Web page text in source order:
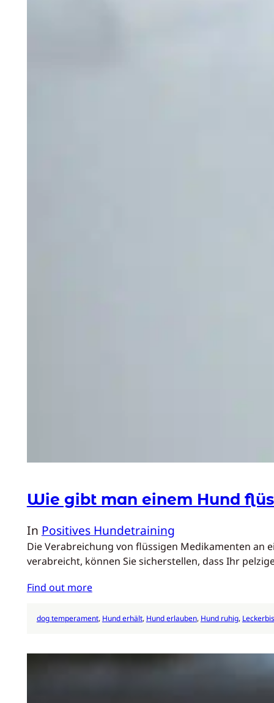
Wie gibt man einem Hund
In Positives Hundetraining
Die Verabreichung von flüssigen Medikamenten an
verabreicht, können Sie sicherstellen, dass Ihr
Find out more
dog temperament, Hund erhält, Hund erlauben, Hund ruhig,